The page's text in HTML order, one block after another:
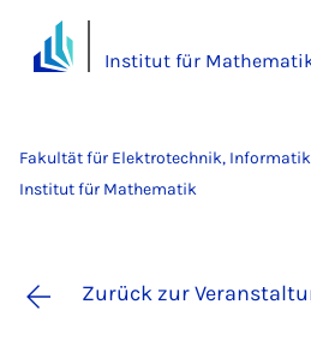
Institut für
Fakultät für Elektrotechnik,
Institut für Mathematik
Zurück zur